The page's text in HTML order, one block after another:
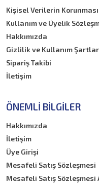
Kişisel Verilerin Korunması
Kullanım ve Üyelik
Hakkımızda
Gizlilik ve Kullanım
Sipariş Takibi
İletişim
ÖNEMLI BILGILER
Hakkımızda
İletişim
Üye Girişi
Mesafeli Satış Sözleşmesi
Mesafeli Satış